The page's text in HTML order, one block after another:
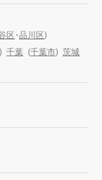
区・品川区)
) 千葉 (千葉市) 茨城